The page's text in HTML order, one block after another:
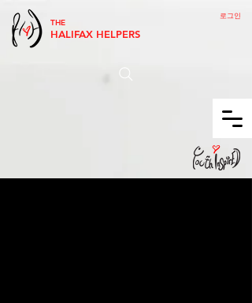
THE
HALIFAX HELPERS
로그인